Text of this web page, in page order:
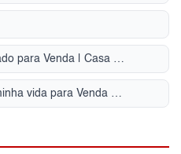
Sobrado com ar condicionado para Venda | Casa Verde
Apartamento minha casa minha vida para Venda | Casa Verde